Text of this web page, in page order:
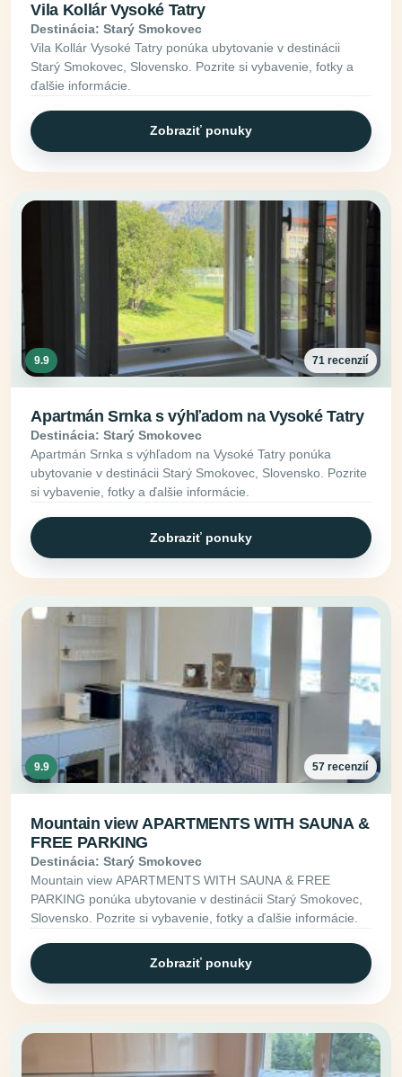
Vila Kollár Vysoké Tatry
Destinácia: Starý Smokovec
Vila Kollár Vysoké Tatry ponúka ubytovanie v destinácii
Starý Smokovec, Slovensko. Pozrite si vybavenie, fotky a
ďalšie informácie.
Zobraziť ponuky
9.9 71 recenzií
Apartmán Srnka s výhľadom na Vysoké Tatry
Destinácia: Starý Smokovec
Apartmán Srnka s výhľadom na Vysoké Tatry ponúka
ubytovanie v destinácii Starý Smokovec, Slovensko. Pozrite
si vybavenie, fotky a ďalšie informácie.
Zobraziť ponuky
9.9 57 recenzií
Mountain view APARTMENTS WITH SAUNA &
FREE PARKING
Destinácia: Starý Smokovec
Mountain view APARTMENTS WITH SAUNA & FREE
PARKING ponúka ubytovanie v destinácii Starý Smokovec,
Slovensko. Pozrite si vybavenie, fotky a ďalšie informácie.
Zobraziť ponuky